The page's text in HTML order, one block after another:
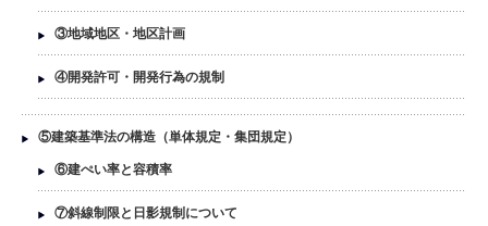
③地域地区・地区計画
④開発許可・開発行為の規制
⑤建築基準法の構造（単体規定・集団規定）
⑥建ぺい率と容積率
⑦斜線制限と日影規制について